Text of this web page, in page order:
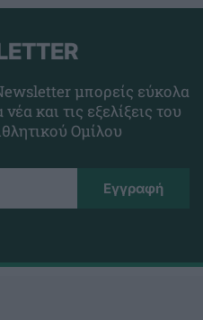
μπορείς εύκολα
και τις εξελίξεις του
Ομίλου